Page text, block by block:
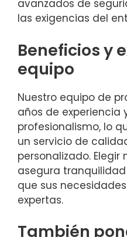
avanzados de
las exigencias del
Beneficios y
equipo
Nuestro equipo de
años de experiencia
profesionalismo, lo
un servicio de
personalizado. Elegir
asegura
que sus
expertas.
También